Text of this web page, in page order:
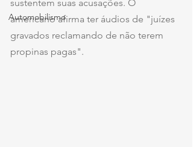
Automobilismo
sustentem suas acusações. O
americano afirma ter áudios de "juízes
gravados reclamando de não terem
propinas pagas".